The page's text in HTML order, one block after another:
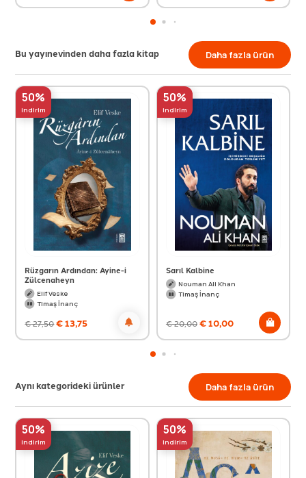
Bu yayınevinden daha fazla kitap Daha fazla ürün
50%
indirim
Rüzgarın Ardından: Ayine-i
Zülcenaheyn
Elif Veske
Timaş İnanç
€27,50€13,75
50%
indirim
Sarıl Kalbine
Nouman Ali Khan
Timaş İnanç
€20,00€10,00
Aynı kategorideki ürünler Daha fazla ürün
50%
indirim
50%
indirim